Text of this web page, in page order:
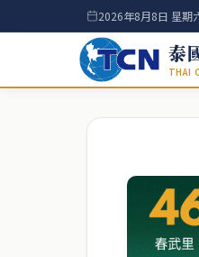
2026年8月8日 星期
泰
THAI